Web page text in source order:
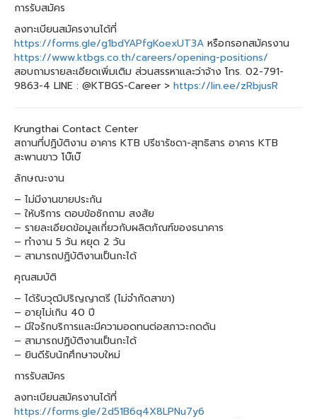
การรับสมัคร
ลงทะเบียนสมัครงานได้ที่
https://forms.gle/g1bdYAPfgKoexUT3A หรือกรอกสมัครงาน
https://www.ktbgs.co.th/careers/opening-positions/
สอบถามรายละเอียดเพิ่มเติม ส่วนสรรหาและว่าจ้าง โทร. 02-791-
9863-4 LINE : @KTBGS-Career > https://lin.ee/zRbjusR
Krungthai Contact Center
สถานที่ปฏิบัติงาน อาคาร KTB ปรีชารัชดา-สุทธิสาร อาคาร KTB
สะพานขาว โบ๊เบ๊
ลักษณะงาน
– ไม่มีงานขายประกัน
– ให้บริการ ตอบข้อซักถาม สงสัย
– รายละเอียดข้อมูลเกี่ยวกับผลิตภัณฑ์ของธนาคาร
– ทำงาน 5 วัน หยุด 2 วัน
– สามารถปฏิบัติงานเป็นกะได้
คุณสมบัติ
– ได้รับวุฒิปริญญาตรี (ไม่จำกัดสาขา)
– อายุไม่เกิน 40 ปี
– มีใจรักบริการและมีความอดทนต่อสภาวะกดดัน
– สามารถปฏิบัติงานเป็นกะได้
– ยินดีรับนักศึกษาจบใหม่
การรับสมัคร
ลงทะเบียนสมัครงานได้ที่
https://forms.gle/2d51B6q4X8LPNu7y6